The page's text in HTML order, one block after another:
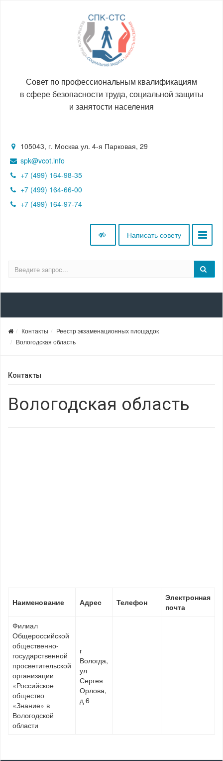
Совет по профессиональным квалификациям
в сфере безопасности труда, социальной защиты
и занятости населения
105043, г. Москва ул. 4-я Парковая, 29
spk@vcot.info
+7 (499) 164-98-35
+7 (499) 164-66-00
+7 (499) 164-97-74
Написать совету
Контакты
Реестр экзаменационных площадок
Вологодская область
Контакты
Вологодская область
Наименование Адрес Телефон
Электронная
почта
Филиал
Общероссийской
общественно-
государственной
просветительской
организации
«Российское
общество
«Знание» в
Вологодской
области
г
Вологда,
ул
Сергея
Орлова,
д 6